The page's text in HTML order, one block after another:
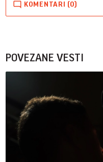
KOMENTARI (0)
POVEZANE VESTI